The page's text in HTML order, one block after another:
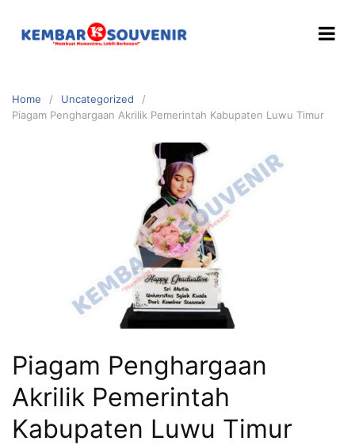
Home
Uncategorized
Piagam Penghargaan Akrilik Pemerintah Kabupaten Luwu Timur
Piagam Penghargaan
Akrilik Pemerintah
Kabupaten Luwu Timur